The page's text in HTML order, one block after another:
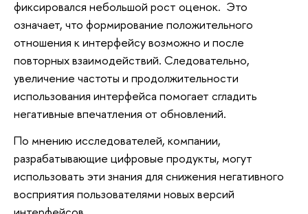
фиксировался небольшой рост оценок. Это
означает, что формирование положительного
отношения к интерфейсу возможно и после
повторных взаимодействий. Следовательно,
увеличение частоты и продолжительности
использования интерфейса помогает сгладить
негативные впечатления от обновлений.
По мнению исследователей, компании,
разрабатывающие цифровые продукты, могут
использовать эти знания для снижения негативного
восприятия пользователями новых версий